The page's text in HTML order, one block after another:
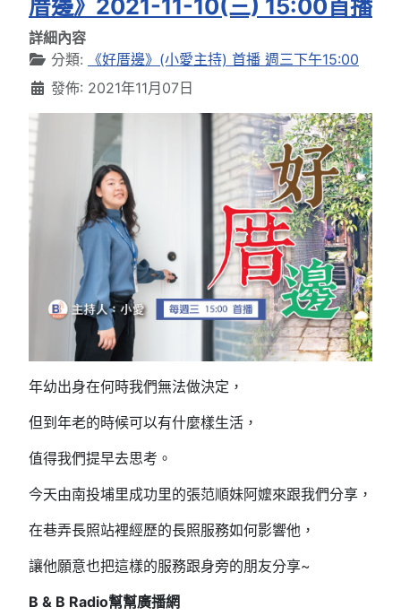
厝邊》2021-11-10(三) 15:00首播
詳細內容
分類:
《好厝邊》(小愛主持) 首播 週三下午15:00
發佈: 2021年11月07日
年幼出身在何時我們無法做決定，
但到年老的時候可以有什麼樣生活，
值得我們提早去思考。
今天由南投埔里成功里的張范順妹阿嬤來跟我們分享，
在巷弄長照站裡經歷的長照服務如何影響他，
讓他願意也把這樣的服務跟身旁的朋友分享~
B & B Radio幫幫廣播網